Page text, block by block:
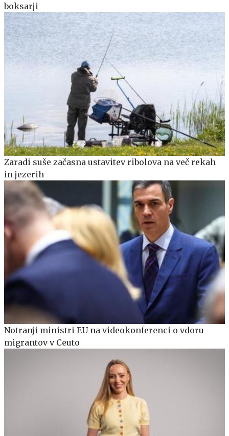
boksarji
Zaradi suše začasna ustavitev ribolova na več rekah
in jezerih
Notranji ministri EU na videokonferenci o vdoru
migrantov v Ceuto